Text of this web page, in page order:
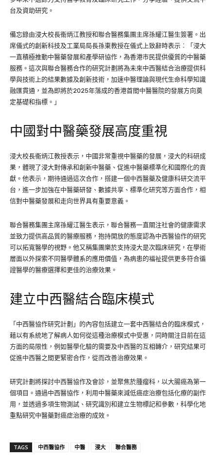
台及資助研究。
備忘錄由浸大校長衞炳江教授和聯合醫務集團主席孫耀江醫生簽署。出
席儀式的創新科技及工業局局長孫東教授在儀式上致辭時表示︰「浸大
一直積極推動中醫藥發展和產學研協作，為香港市民提供優質的中醫藥
服務。這次與聯合醫務合作的研究計劃將為未來中西醫結合治療提供科
學與技術上的結果數據及創新技術，加速中醫理論與現代生命科學知識
融匯貫通，並為即將於2025年落成的香港首間中醫醫院的發展方向奠
定基礎和指標。」
中國對中醫藥發展高度重視
浸大校長衞炳江教授表示，中國非常重視中醫藥的發展，浸大的科研成
果，體現了浸大對傳承和創新中醫藥、促進中醫藥標準化和國際化的貢
獻。他表示，期待通過這次合作，搭建一個中西醫藥及健康科研交流平
台，進一步加強在中醫藥研發、數據共享、標準化研究等方面合作，相
信對中醫藥發展和走向世界具有重要意義。
聯合醫務集團主席孫耀江醫生表示，聯合醫務一直關注社會的健康需求
並致力提供高品質的醫療服務，抱持開放的態度認為中西醫協作的研究
可以拓寬醫學的視野。他又稱集團樂於支持浸大是次臨床研究，在學術
層面以外探索不同醫學體系的應用價值，為病患的福祉提供更多符合循
證醫學的醫療選擇和更佳的治療效果。
建立中西醫結合臨床模式
「中西醫協作研究計劃」的內容包括建立一套中西醫結合的臨床模式，
藉以有系統地了解病人如何從這種治療模式中受惠，同時關注目前在這
方面的局限性，例如醫學化驗的需要及中西醫的互相轉介，研究結果可
促進中西醫之間更緊密合作，從而改善治療效果。
研究計劃將探討中西醫協作及會診，並聚焦於腫瘤科，以大腸癌為第一
個項目。通過中西醫協作，利用中醫藥來減低癌症治療包括化療的副作
用，並透過多項生物測試、研究識別和建立生物標記和參數，科學化地
重點研究中醫藥對癌症治療的成效。
TAGS 中西醫協作 中醫 浸大 聯合醫務